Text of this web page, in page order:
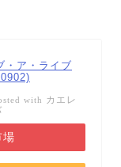
・ア・ライブ
with カエレ
場